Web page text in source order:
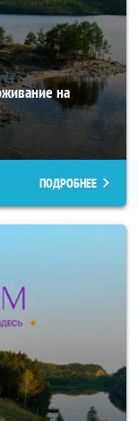
на
ПОДРОБНЕЕ